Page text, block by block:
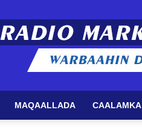
MAQAALLADA CAALAMKA